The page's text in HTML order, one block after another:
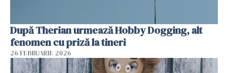
După Therian urmează Hobby Dogging, alt
fenomen cu priză la tineri
26 FEBRUARIE 2026